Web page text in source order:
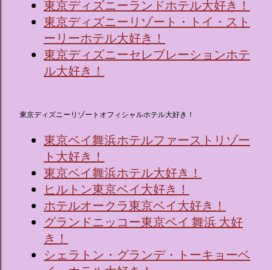
東京ディズニーランドホテル大好き！
東京ディズニーリゾート・トイ・スト
ーリーホテル大好き！
東京ディズニーセレブレーションホテ
ル大好き！
東京ディズニーリゾートオフィシャルホテル大好き！
東京ベイ舞浜ホテルファーストリゾー
ト大好き！
東京ベイ舞浜ホテル大好き！
ヒルトン東京ベイ大好き！
ホテルオークラ東京ベイ大好き！
グランドニッコー東京ベイ 舞浜 大好
き！
シェラトン・グランデ・トーキョーベ